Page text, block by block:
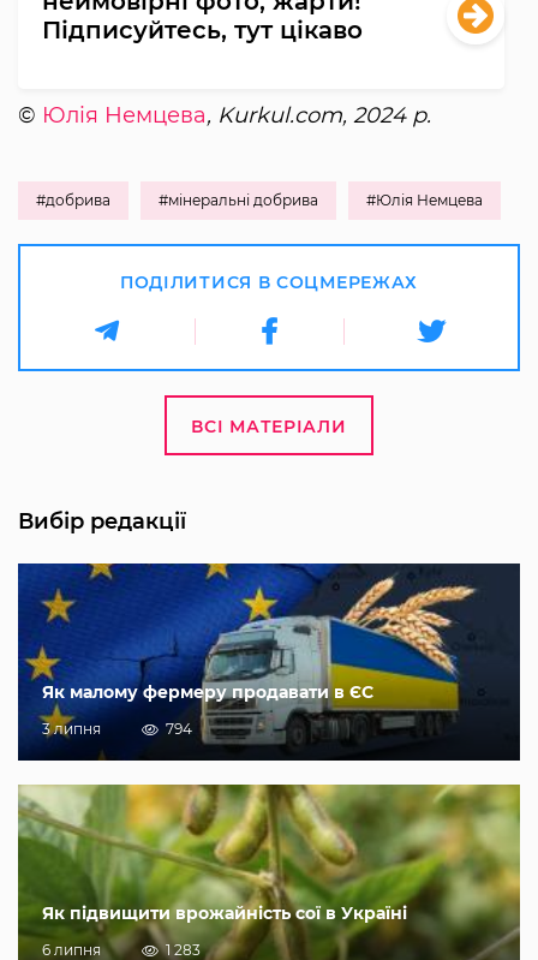
Підписуйтесь, тут цікаво
© Юлія Немцева, Kurkul.com, 2024 р.
#добрива #мінеральні добрива #Юлія Немцева
ПОДІЛИТИСЯ В СОЦМЕРЕЖАХ
ВСІ МАТЕРІАЛИ
Вибір редакції
Як малому фермеру продавати в ЄС
3 липня 794
Як підвищити врожайність сої в Україні
6 липня 1 283